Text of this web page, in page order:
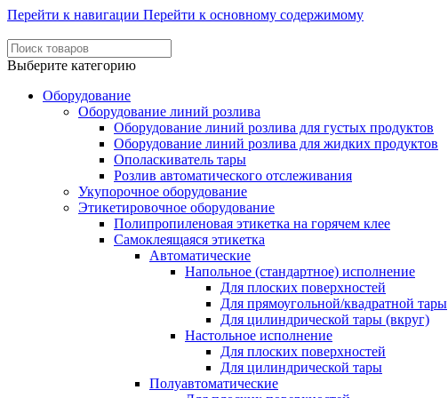
Перейти к навигации Перейти к основному содержимому
Выберите категорию
Оборудование
Оборудование линий розлива
Оборудование линий розлива для густых продуктов
Оборудование линий розлива для жидких продуктов
Ополаскиватель тары
Розлив автоматического отслеживания
Укупорочное оборудование
Этикетировочное оборудование
Полипропиленовая этикетка на горячем клее
Самоклеящаяся этикетка
Автоматические
Напольное (стандартное) исполнение
Для плоских поверхностей
Для прямоугольной/квадратной тары
Для цилиндрической тары (вкруг)
Настольное исполнение
Для плоских поверхностей
Для цилиндрической тары
Полуавтоматические